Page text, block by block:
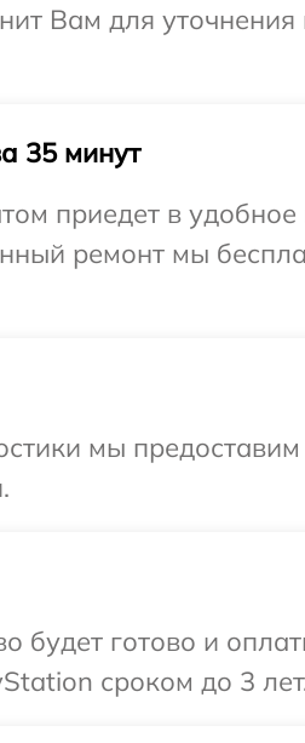
Вам для
35 минут
приедет в
ремонт мы
мы
будет готово и
сроком до 3